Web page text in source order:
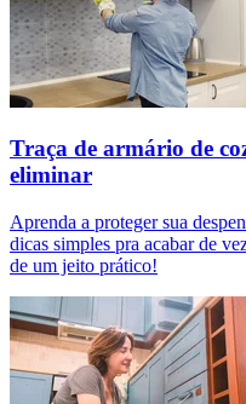
Traça de armário de
eliminar
Aprenda a proteger sua
dicas simples pra acabar de
de um jeito prático!